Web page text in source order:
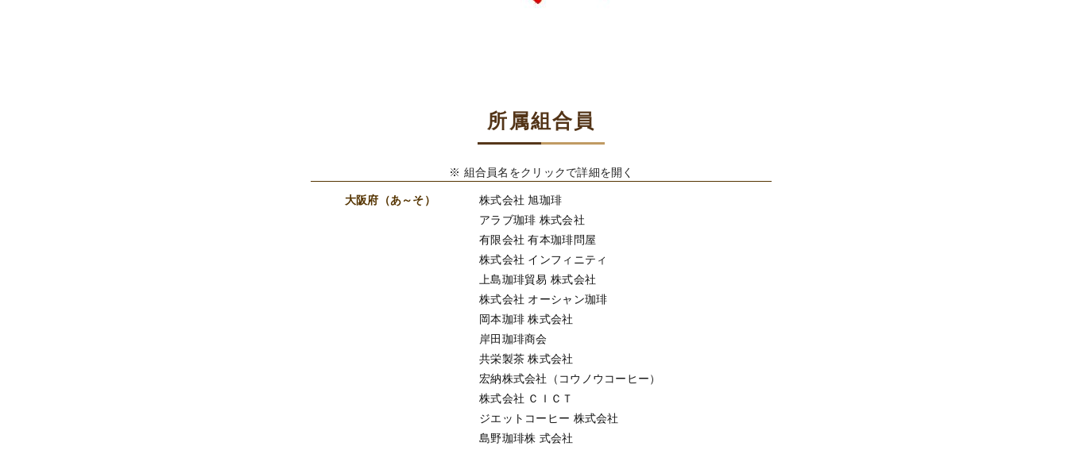
所属組合員
※ 組合員名をクリックで詳細を開く
大阪府（あ～そ）
株式会社 旭珈琲
アラブ珈琲 株式会社
有限会社 有本珈琲問屋
株式会社 インフィニティ
上島珈琲貿易 株式会社
株式会社 オーシャン珈琲
岡本珈琲 株式会社
岸田珈琲商会
共栄製茶 株式会社
宏納株式会社（コウノウコーヒー）
株式会社 ＣＩＣＴ
ジエットコーヒー 株式会社
島野珈琲株 式会社